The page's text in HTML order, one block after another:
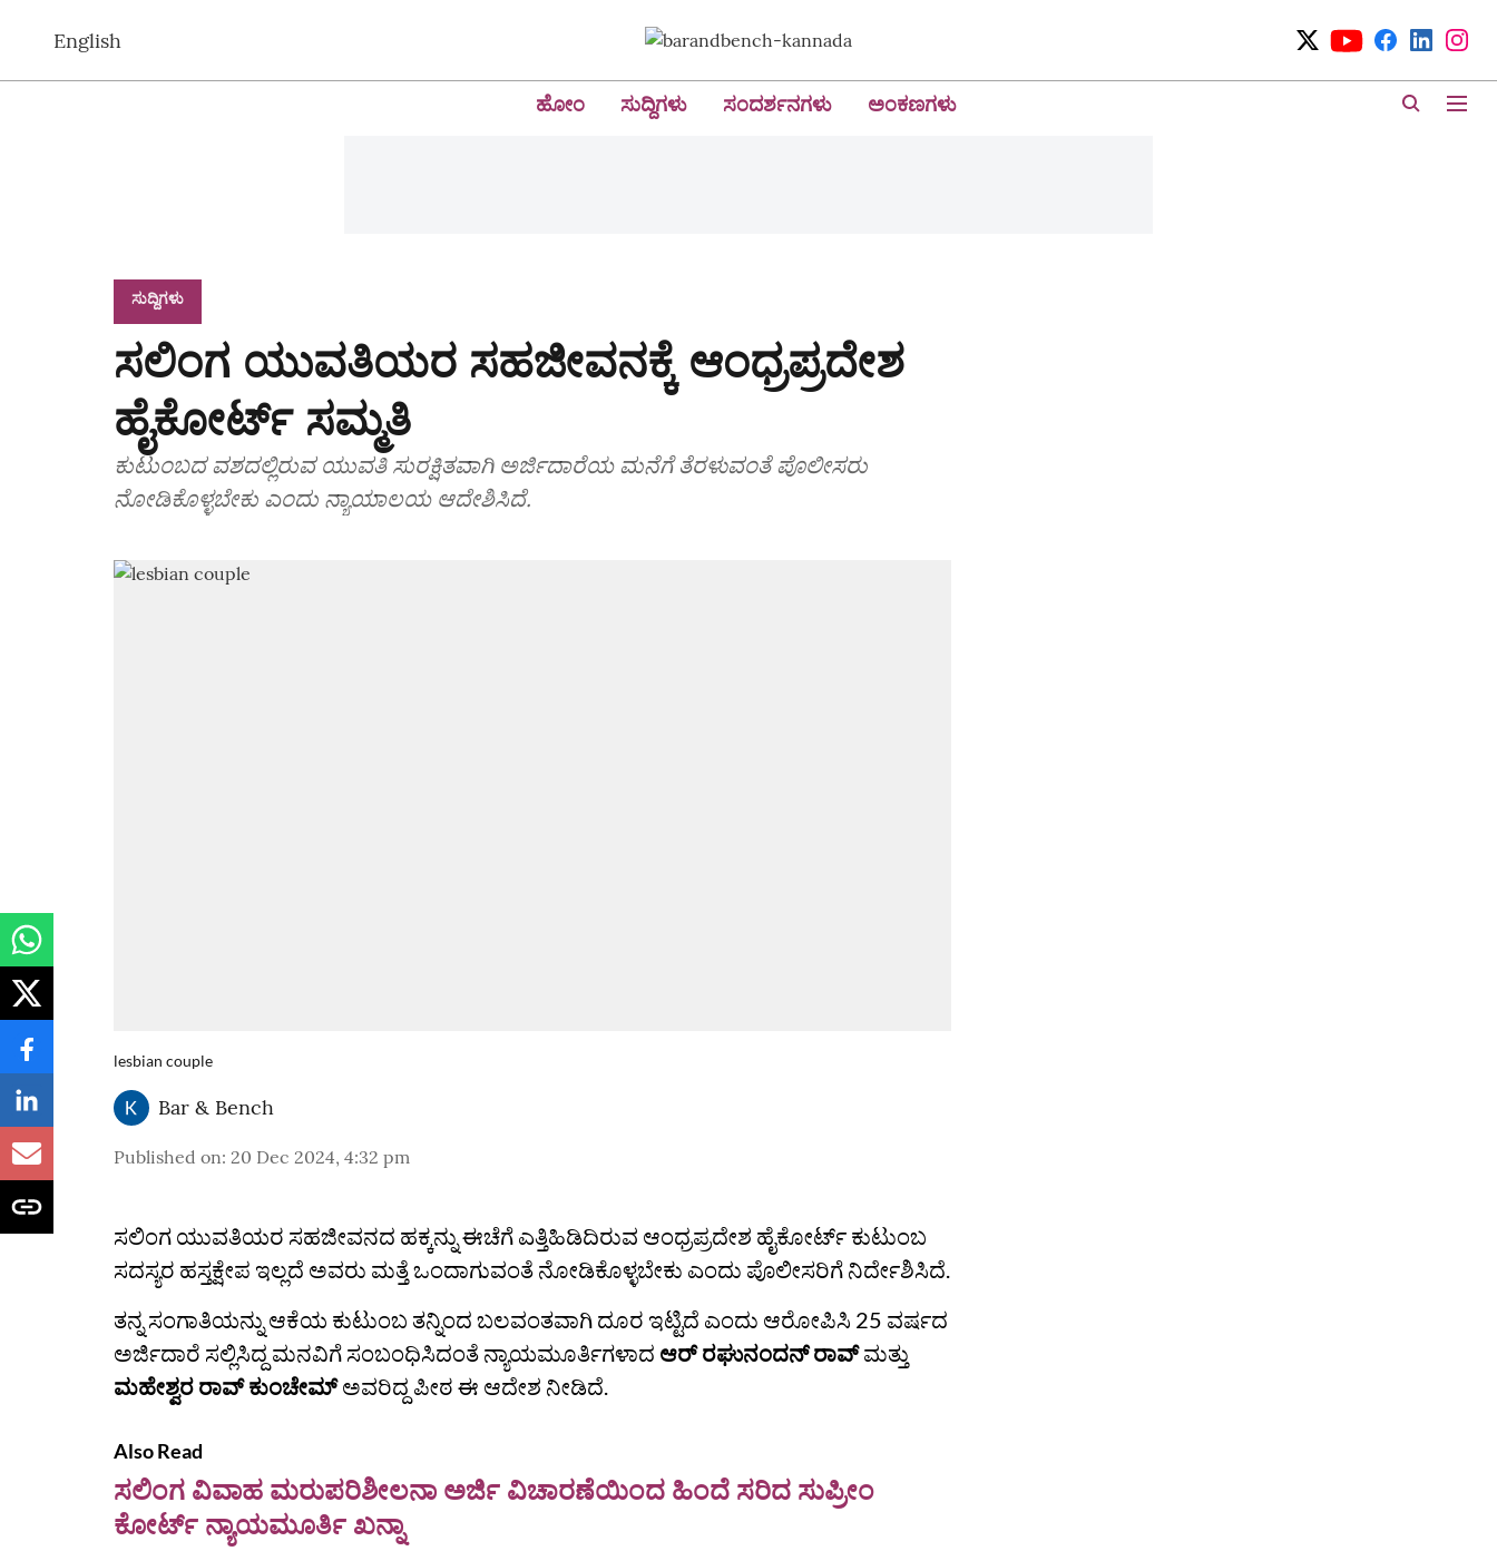
English
ಹೋಂ ಸುದ್ದಿಗಳು ಸಂದರ್ಶನಗಳು ಅಂಕಣಗಳು
ಸುದ್ದಿಗಳು
ಸಲಿಂಗ ಯುವತಿಯರ ಸಹಜೀವನಕ್ಕೆ ಆಂಧ್ರಪ್ರದೇಶ
ಹೈಕೋರ್ಟ್ ಸಮ್ಮತಿ
ಕುಟುಂಬದ ವಶದಲ್ಲಿರುವ ಯುವತಿ ಸುರಕ್ಷಿತವಾಗಿ ಅರ್ಜಿದಾರೆಯ ಮನೆಗೆ ತೆರಳುವಂತೆ ಪೊಲೀಸರು
ನೋಡಿಕೊಳ್ಳಬೇಕು ಎಂದು ನ್ಯಾಯಾಲಯ ಆದೇಶಿಸಿದೆ.
lesbian couple
Bar & Bench
Published on: 20 Dec 2024, 4:32 pm
ಸಲಿಂಗ ಯುವತಿಯರ ಸಹಜೀವನದ ಹಕ್ಕನ್ನು ಈಚೆಗೆ ಎತ್ತಿಹಿಡಿದಿರುವ ಆಂಧ್ರಪ್ರದೇಶ ಹೈಕೋರ್ಟ್‌ ಕುಟುಂಬ
ಸದಸ್ಯರ ಹಸ್ತಕ್ಷೇಪ ಇಲ್ಲದೆ ಅವರು ಮತ್ತೆ ಒಂದಾಗುವಂತೆ ನೋಡಿಕೊಳ್ಳಬೇಕು ಎಂದು ಪೊಲೀಸರಿಗೆ ನಿರ್ದೇಶಿಸಿದೆ.
ತನ್ನ ಸಂಗಾತಿಯನ್ನು ಆಕೆಯ ಕುಟುಂಬ ತನ್ನಿಂದ ಬಲವಂತವಾಗಿ ದೂರ ಇಟ್ಟಿದೆ ಎಂದು ಆರೋಪಿಸಿ 25 ವರ್ಷದ
ಅರ್ಜಿದಾರೆ ಸಲ್ಲಿಸಿದ್ದ ಮನವಿಗೆ ಸಂಬಂಧಿಸಿದಂತೆ ನ್ಯಾಯಮೂರ್ತಿಗಳಾದ ಆರ್ ರಘುನಂದನ್ ರಾವ್ಮತ್ತು
ಮಹೇಶ್ವರ ರಾವ್ ಕುಂಚೇಮ್ಅವರಿದ್ದ ಪೀಠ ಈ ಆದೇಶ ನೀಡಿದೆ.
Also Read
ಸಲಿಂಗ ವಿವಾಹ ಮರುಪರಿಶೀಲನಾ ಅರ್ಜಿ ವಿಚಾರಣೆಯಿಂದ ಹಿಂದೆ ಸರಿದ ಸುಪ್ರೀಂ
ಕೋರ್ಟ್ ನ್ಯಾಯಮೂರ್ತಿ ಖನ್ನಾ